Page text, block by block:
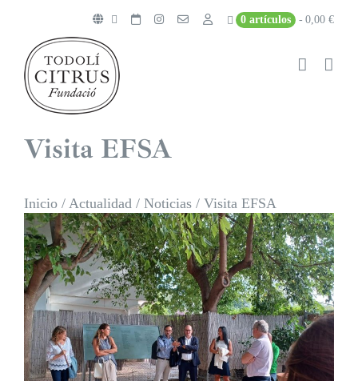
contenido
0 artículos 0,00 €
Visita EFSA
Inicio / Actualidad / Noticias / Visita EFSA